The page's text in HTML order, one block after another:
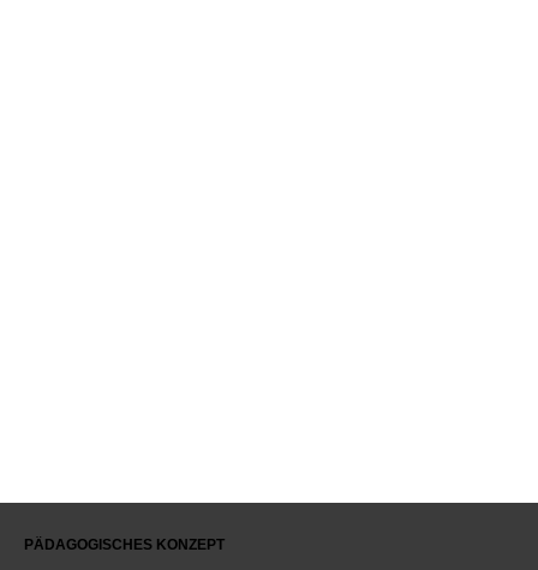
PÄDAGOGISCHES KONZEPT